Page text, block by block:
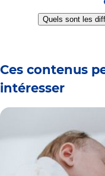
Quels sont les
Ces contenus
intéresser